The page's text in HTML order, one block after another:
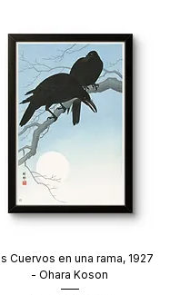
Cuervos en una rama, 1927
- Ohara Koson